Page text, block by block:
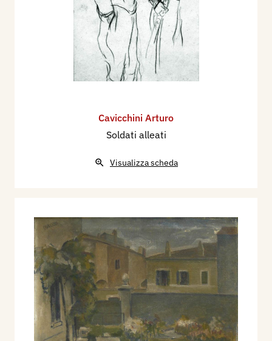
Cavicchini Arturo
Soldati alleati
Visualizza scheda